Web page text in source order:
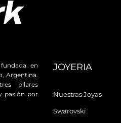
en
Argentina.
pilares
pasión por
JOYERIA
Nuestras Joyas
Swarovski